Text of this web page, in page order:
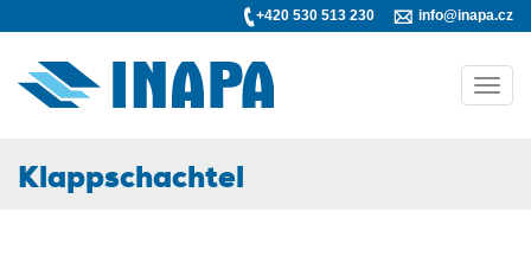
info@inapa.cz
+420 530 513 230
Klappschachtel